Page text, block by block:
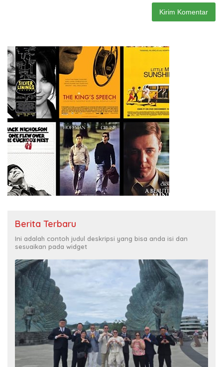
Berita Terbaru
Ini adalah contoh judul deskripsi yang bisa anda isi dan
sesuaikan pada widget